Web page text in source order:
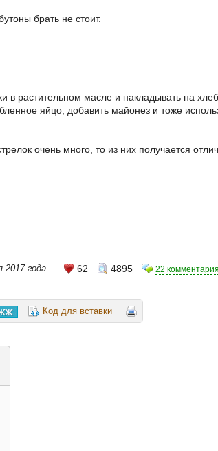
брать не стоит.
в растительном масле и накладывать на
яйцо, добавить майонез и тоже
очень много, то из них получается
2017 года 62 4895 22 комментария
Код для вставки